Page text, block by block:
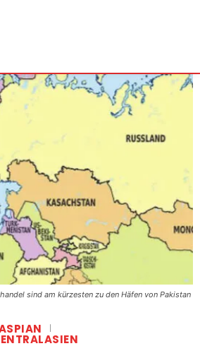
sind am kürzesten zu den Häfen von Pakistan